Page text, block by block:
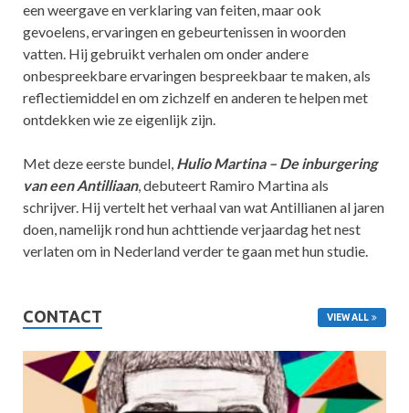
een weergave en verklaring van feiten, maar ook
gevoelens, ervaringen en gebeurtenissen in woorden
vatten. Hij gebruikt verhalen om onder andere
onbespreekbare ervaringen bespreekbaar te maken, als
reflectiemiddel en om zichzelf en anderen te helpen met
ontdekken wie ze eigenlijk zijn.
Met deze eerste bundel, Hulio Martina – De inburgering
van een Antilliaan, debuteert Ramiro Martina als
schrijver. Hij vertelt het verhaal van wat Antillianen al jaren
doen, namelijk rond hun achttiende verjaardag het nest
verlaten om in Nederland verder te gaan met hun studie.
CONTACT VIEW ALL